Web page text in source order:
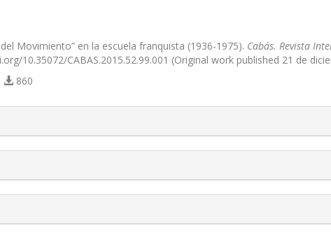
Movimiento” en la escuela franquista (1936-1975). Cabás. Revista
10.35072/CABAS.2015.52.99.001 (Original work published 21 de
860